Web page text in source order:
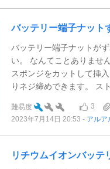
バッテリー端子ナット
バッテリー端子ナットが
い。 なんてことありませ
スポンジをカットして挿
りネジ締めできます。 ス
難易度 3
2023年7月14日 20:53
アルア
リチウムイオンバッテ